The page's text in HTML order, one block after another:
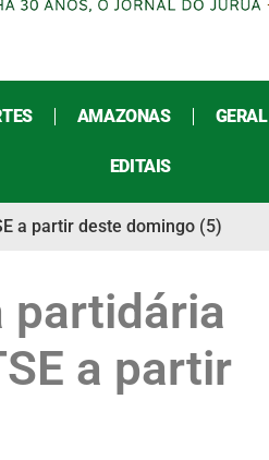
AMAZONAS GERAL
EDITAIS
a partir deste domingo (5)
partidária
a partir